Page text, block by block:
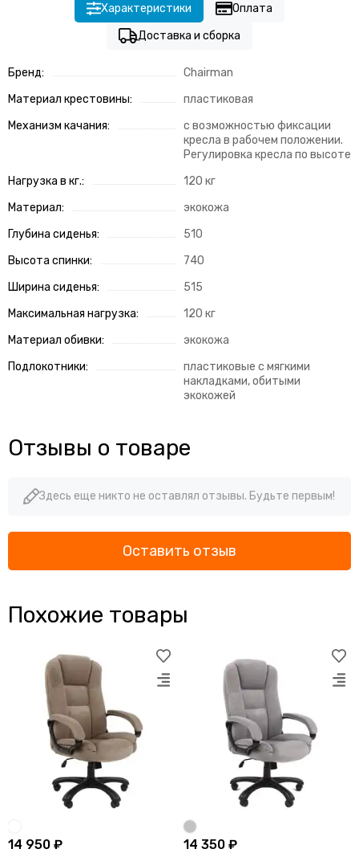
Характеристики
Оплата
Доставка и сборка
Бренд:
Chairman
Материал крестовины:
пластиковая
Механизм качания:
с возможностью фиксации
кресла в рабочем положении.
Регулировка кресла по высоте
Нагрузка в кг.:
120 кг
Материал:
экокожа
Глубина сиденья:
510
Высота спинки:
740
Ширина сиденья:
515
Максимальная нагрузка:
120 кг
Материал обивки:
экокожа
Подлокотники:
пластиковые с мягкими
накладками, обитыми
экокожей
Отзывы о товаре
Здесь еще никто не оставлял отзывы. Будьте первым!
Оставить отзыв
Похожие товары
14 950 ₽ 14 350 ₽